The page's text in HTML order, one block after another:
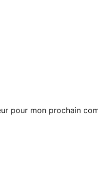
pour mon prochain